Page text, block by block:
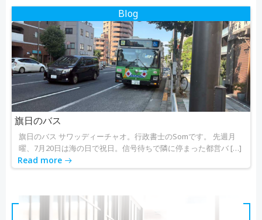
Blog
旗日のバス
旗日のバス サワッディーチャオ。行政書士のSomです。 先週月
曜、7月20日は海の日で祝日。信号待ちで隣に停まった都営バ […]
Read more